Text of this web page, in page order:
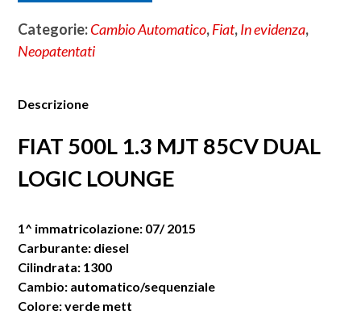
Categorie:Cambio Automatico,Fiat,In evidenza,
Neopatentati
Descrizione
FIAT 500L 1.3 MJT 85CV DUAL
LOGIC LOUNGE
1^ immatricolazione: 07/ 2015
Carburante: diesel
Cilindrata: 1300
Cambio: automatico/sequenziale
Colore: verde mett